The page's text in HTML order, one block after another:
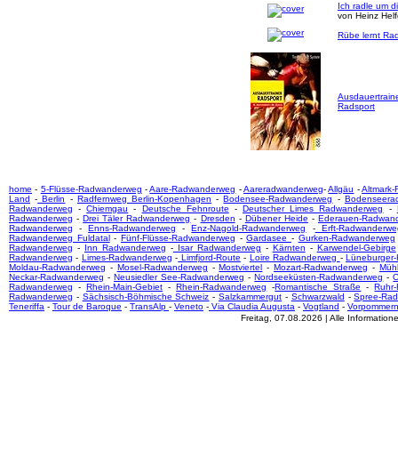
Ich radle um
von Heinz
Rübe lernt
Radsport
home - 5-Flüsse-Radwanderweg -Aare-Radwanderweg -Aareradwanderweg-Allgäu -Altmark-
Land - Berlin - Radfernweg Berlin-Kopenhagen -Bodensee-Radwanderweg -
Radwanderweg -Chiemgau - Deutsche Fehnroute -Deutscher Limes Radwanderweg -
Radwanderweg -Drei Täler Radwanderweg - Dresden - Dübener Heide -Ederauen-
Radwanderweg -Enns-Radwanderweg -Enz-Nagold-Radwanderweg -Erft-
Radwanderweg Fuldatal- Fünf-Flüsse-Radwanderweg -Gardasee - Gurken-Radwanderweg
Radwanderweg - Inn Radwanderweg -Isar Radwanderweg - Kärnten - Karwendel-Gebirge
Radwanderweg - Limes-Radwanderweg - Limfjord-Route - Loire Radwanderweg -
Moldau-Radwanderweg - Mosel-Radwanderweg -Mostviertel -Mozart-Radwanderweg -
Neckar-Radwanderweg -Neusiedler See-Radwanderweg -Nordseeküsten-Radwanderweg -
Radwanderweg -Rhein-Main-Gebiet -Rhein-Radwanderweg -Romantische Straße -
Radwanderweg - Sächsisch-Böhmische Schweiz -Salzkammergut - Schwarzwald -Spree-
Teneriffa - Tour de Baroque - TransAlp - Veneto - Via Claudia Augusta - Vogtland - Vorpommern
Freitag, 07.08.2026 | Alle